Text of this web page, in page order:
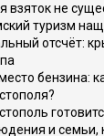
взяток не
туризм
отсчёт:
бензина:
и семьи,